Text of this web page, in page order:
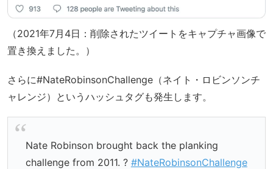
（2021年7月4日：削除されたツイートをキャプチャ画像で
置き換えました。）
さらに#NateRobinsonChallenge（ネイト・ロビンソンチ
ャレンジ）というハッシュタグも発生します。
Nate Robinson brought back the planking
challenge from 2011. ? #NateRobinsonChallenge